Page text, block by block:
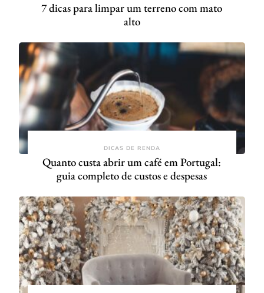
7 dicas para limpar um terreno com mato
alto
DICAS DE RENDA
Quanto custa abrir um café em Portugal:
guia completo de custos e despesas